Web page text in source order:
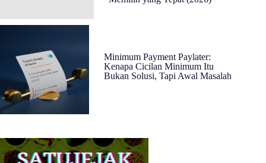
Minimum Payment Paylater:
Kenapa Cicilan Minimum Itu
Bukan Solusi, Tapi Awal Masalah